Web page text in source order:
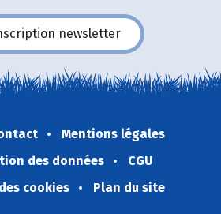
newsletter
Mentions légales
des données
CGU
cookies
Plan du site